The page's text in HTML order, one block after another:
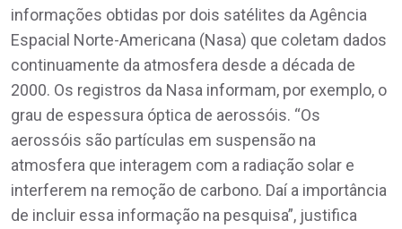
informações obtidas por dois satélites da Agência
Espacial Norte-Americana (Nasa) que coletam dados
continuamente da atmosfera desde a década de
2000. Os registros da Nasa informam, por exemplo, o
grau de espessura óptica de aerossóis. “Os
aerossóis são partículas em suspensão na
atmosfera que interagem com a radiação solar e
interferem na remoção de carbono. Daí a importância
de incluir essa informação na pesquisa”, justifica